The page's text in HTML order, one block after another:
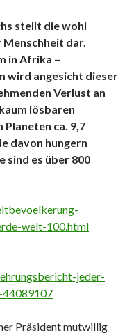
stellt die wohl
dar.
in Afrika –
wird angesicht dieser
Verlust an
lösbaren
ca. 9,7
davon hungern
sind es über 800
welt-100.html
jeder-
44089107
Präsident mutwillig